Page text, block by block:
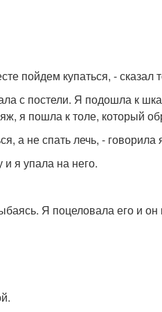
пойдем купаться, - сказал
с постели. Я подошла к
я пошла к толе, который
а не спать лечь, - говорила
и я упала на него.
Я поцеловала его и он